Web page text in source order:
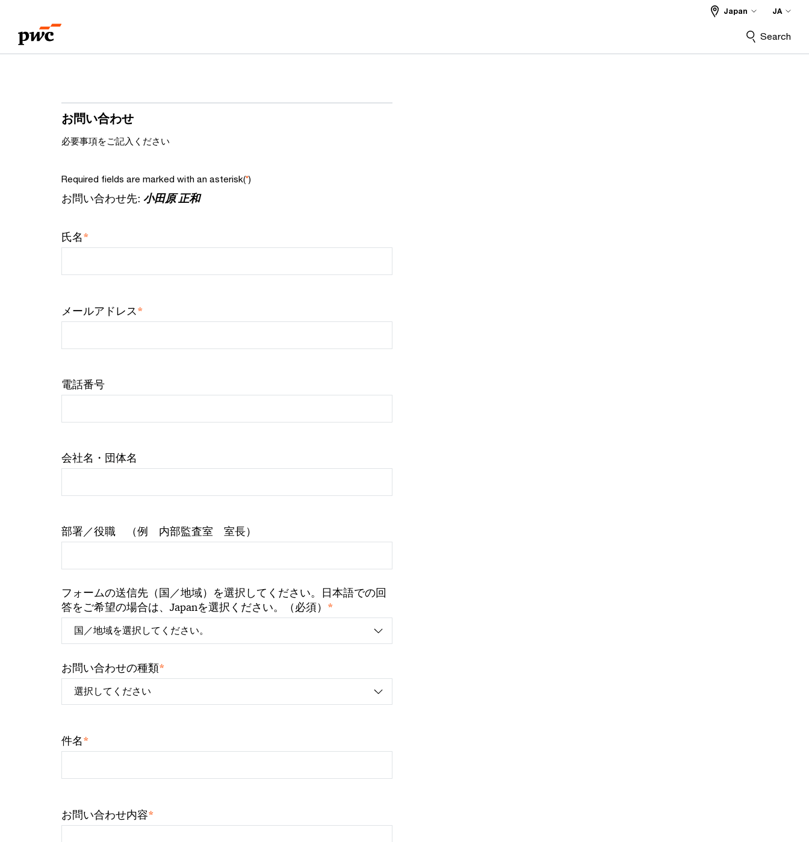
content
footer
Japan JA
Search
お問い合わせ
必要事項をご記入ください
Required fields are marked with an asterisk(*)
お問い合わせ先: 小田原 正和
氏名*
メールアドレス*
電話番号
会社名・団体名
部署／役職 （例 内部監査室 室長）
フォームの送信先（国／地域）を選択してください。日本語での回
答をご希望の場合は、Japanを選択ください。（必須） *
お問い合わせの種類*
件名*
お問い合わせ内容*